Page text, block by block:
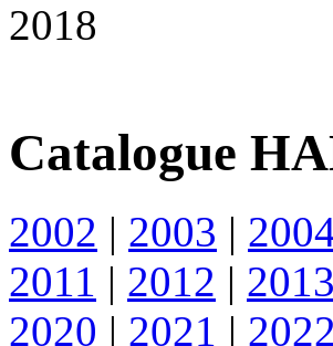
2018
Catalogue
2002 | 2003 |
2011 | 2012 | 2013
2020 | 2021 | 2022